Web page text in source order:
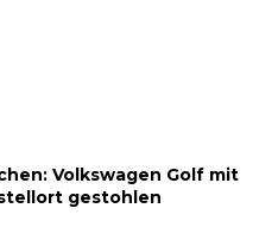
Volkswagen Golf mit
gestohlen